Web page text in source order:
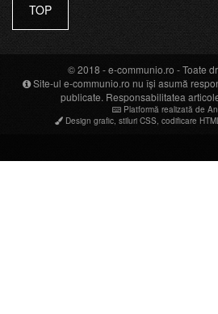
TOP
© 2018 -e-communio.ro - Toate
Site-ul e-communio.ro nu își asumă
publicate. Responsabilitatea
Platformă realizată de
Design grafic stiluri CSS codificare HTML